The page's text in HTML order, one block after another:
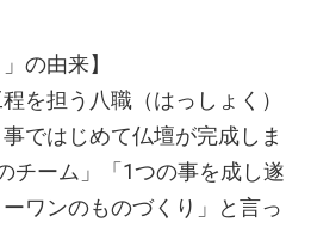
の由来】
を担う八職（はっしょく）
ではじめて仏壇が完成しま
チーム」「1つの事を成し遂
ワンのものづくり」と言っ